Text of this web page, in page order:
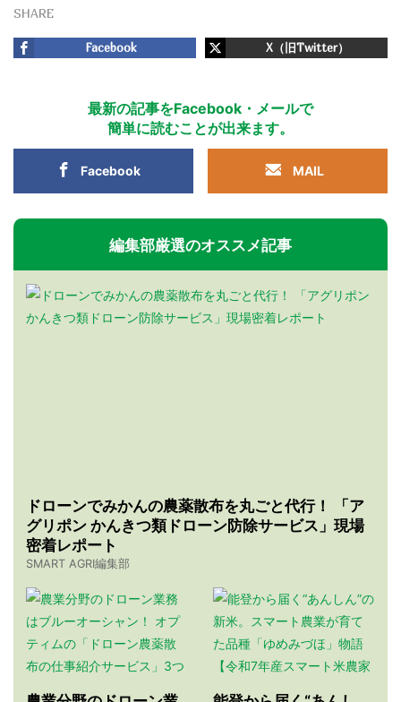
SHARE
Facebook X（旧Twitter）
最新の記事をFacebook・メールで
簡単に読むことが出来ます。
Facebook MAIL
編集部厳選のオススメ記事
ドローンでみかんの農薬散布を丸ごと代行！ 「ア
グリポン かんきつ類ドローン防除サービス」現場
密着レポート
SMART AGRI編集部